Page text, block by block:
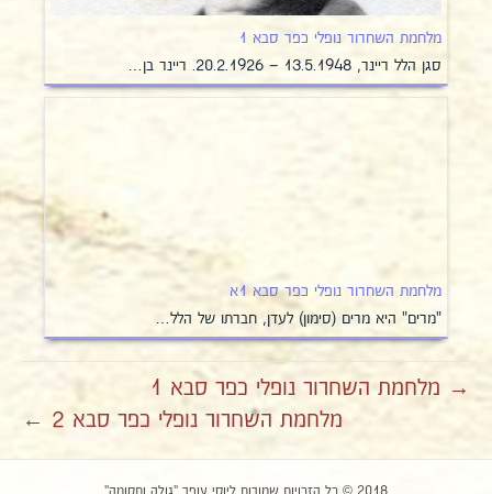
מלחמת השחרור נופלי כפר סבא 1
סגן הלל ריינר, 13.5.1948 – 20.2.1926. ריינר בן…
מלחמת השחרור נופלי כפר סבא 1א
"מרים" היא מרים (סימון) לעדן, חברתו של הלל…
→ מלחמת השחרור נופלי כפר סבא 1
מלחמת השחרור נופלי כפר סבא 2 ←